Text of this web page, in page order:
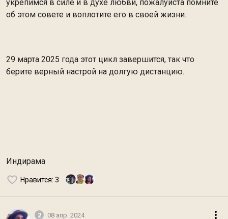
укрепимся в силе и в духе любви, пожалуйста помните
об этом совете и воплотите его в своей жизни.
29 марта 2025 года этот цикл завершится, так что
берите верный настрой на долгую дистанцию.
Индирама
Нравится: 3
2 08 апр. 2024